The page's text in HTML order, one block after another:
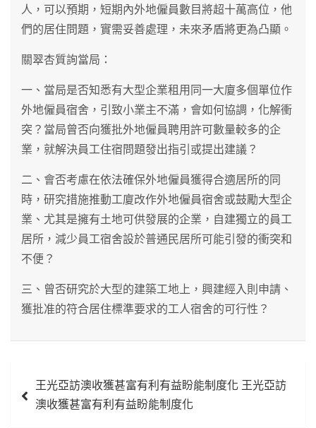
人，可以預期，短期內外地僱員數目將超十萬高位，他
們的居住問題，實需妥善處理，未來矛盾將更為凸顯。
關翠杏質詢當局：
一、當局是否知悉有大型企業租用同一大廈多個單位作
外地僱員宿舍，引致小業主不滿，會如何協調，化解衝
突？當局曾否向獲批外地僱員聘用許可數量較多的企
業，就解決員工住宿問題發出指引或提出建議？
二、會否考慮在依法確保外地僱員獲得合適居所的同
時，研究措施推動工廈改作外地僱員宿舍或鼓勵大型企
業、尤其是擁有土地可供發展的企業，自建獨立的員工
居所，減少員工宿舍設於普通民居所可能引發的衝突和
不便？
三、曾否研究於大型的建築工地上，興建經入則申請、
獲批准的符合居住標準要求的工人宿舍的可行性？
章
王光亞訪澳收獲甚富有利有益盼能制度化 王光亞訪
澳收獲甚富有利有益盼能制度化